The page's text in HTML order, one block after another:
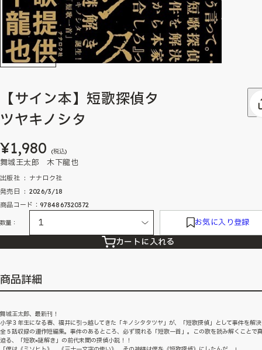
【サイン本】短歌探偵タ
ツヤキノシタ
¥1,980 (税込)
舞城王太郎 木下龍也
出版社 ‏ : ‎ ナナロク社
発売日 ‏ : ‎ 2026/3/18
商品コード：9784867320372
数量： お気に入り登録
カートに入れる
商品詳細
舞城王太郎、最新刊！
小学３年生になる春、福井に引っ越してきた「キノシタタツヤ」が、「短歌探偵」として事件を解
全５話収録の連作短編集。事件のあるところ、必ず現れる「短歌一首」。この歌を読み解くことで
迫る、「短歌×謎解き」の前代未聞の探偵小説！！